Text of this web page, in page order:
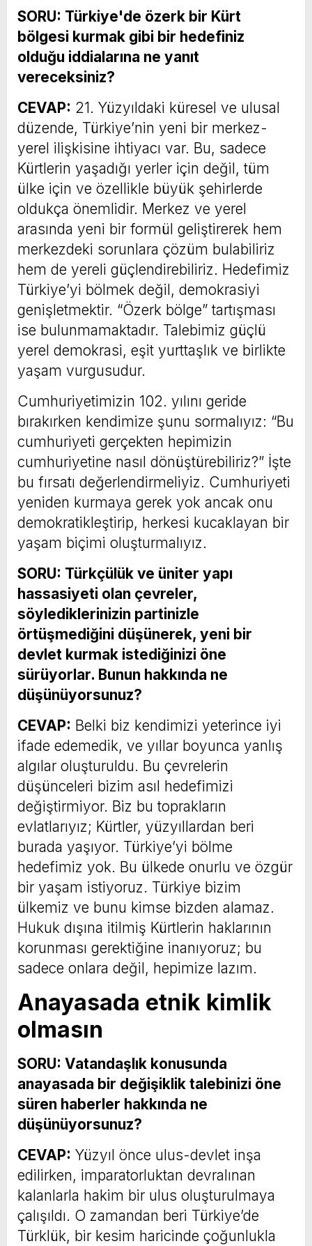
SORU: Türkiye'de özerk bir Kürt
bölgesi kurmak gibi bir hedefiniz
olduğu iddialarına ne yanıt
vereceksiniz?
CEVAP: 21. Yüzyıldaki küresel ve ulusal
düzende, Türkiye’nin yeni bir merkez-
yerel ilişkisine ihtiyacı var. Bu, sadece
Kürtlerin yaşadığı yerler için değil, tüm
ülke için ve özellikle büyük şehirlerde
oldukça önemlidir. Merkez ve yerel
arasında yeni bir formül geliştirerek hem
merkezdeki sorunlara çözüm bulabiliriz
hem de yereli güçlendirebiliriz. Hedefimiz
Türkiye’yi bölmek değil, demokrasiyi
genişletmektir. “Özerk bölge” tartışması
ise bulunmamaktadır. Talebimiz güçlü
yerel demokrasi, eşit yurttaşlık ve birlikte
yaşam vurgusudur.
Cumhuriyetimizin 102. yılını geride
bırakırken kendimize şunu sormalıyız: “Bu
cumhuriyeti gerçekten hepimizin
cumhuriyetine nasıl dönüştürebiliriz?” İşte
bu fırsatı değerlendirmeliyiz. Cumhuriyeti
yeniden kurmaya gerek yok ancak onu
demokratikleştirip, herkesi kucaklayan bir
yaşam biçimi oluşturmalıyız.
SORU: Türkçülük ve üniter yapı
hassasiyeti olan çevreler,
söylediklerinizin partinizle
örtüşmediğini düşünerek, yeni bir
devlet kurmak istediğinizi öne
sürüyorlar. Bunun hakkında ne
düşünüyorsunuz?
CEVAP: Belki biz kendimizi yeterince iyi
ifade edemedik, ve yıllar boyunca yanlış
algılar oluşturuldu. Bu çevrelerin
düşünceleri bizim asıl hedefimizi
değiştirmiyor. Biz bu toprakların
evlatlarıyız; Kürtler, yüzyıllardan beri
burada yaşıyor. Türkiye’yi bölme
hedefimiz yok. Bu ülkede onurlu ve özgür
bir yaşam istiyoruz. Türkiye bizim
ülkemiz ve bunu kimse bizden alamaz.
Hukuk dışına itilmiş Kürtlerin haklarının
korunması gerektiğine inanıyoruz; bu
sadece onlara değil, hepimize lazım.
Anayasada etnik kimlik
olmasın
SORU: Vatandaşlık konusunda
anayasada bir değişiklik talebinizi öne
süren haberler hakkında ne
düşünüyorsunuz?
CEVAP: Yüzyıl önce ulus-devlet inşa
edilirken, imparatorluktan devralınan
kalanlarla hakim bir ulus oluşturulmaya
çalışıldı. O zamandan beri Türkiye’de
Türklük, bir kesim haricinde çoğunlukla